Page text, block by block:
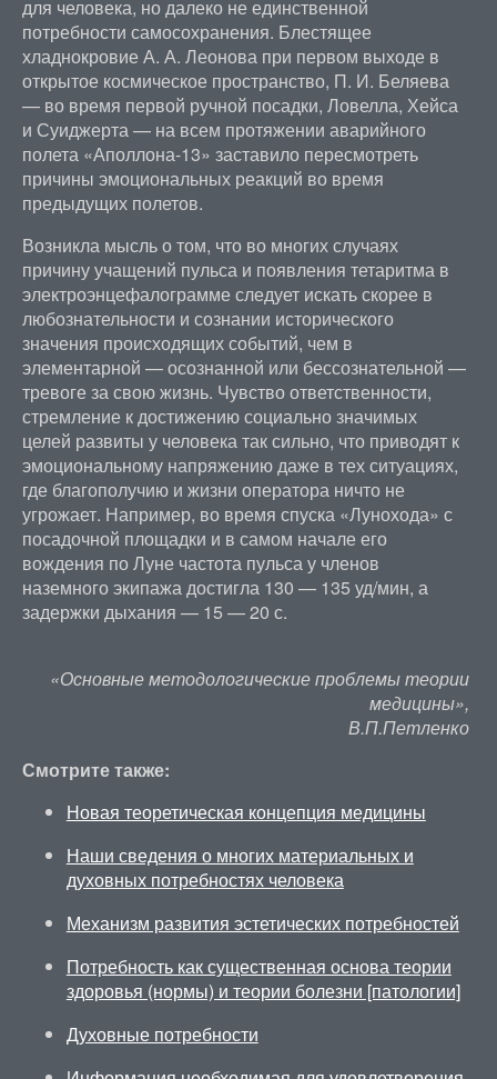
для человека, но далеко не единственной
потребности самосохранения. Блестящее
хладнокровие А. А. Леонова при первом выходе в
открытое космическое пространство, П. И. Беляева
— во время первой ручной посадки, Ловелла, Хейса
и Суиджерта — на всем протяжении аварийного
полета «Аполлона-13» заставило пересмотреть
причины эмоциональных реакций во время
предыдущих полетов.
Возникла мысль о том, что во многих случаях
причину учащений пульса и появления тетаритма в
электроэнцефалограмме следует искать скорее в
любознательности и сознании исторического
значения происходящих событий, чем в
элементарной — осознанной или бессознательной —
тревоге за свою жизнь. Чувство ответственности,
стремление к достижению социально значимых
целей развиты у человека так сильно, что приводят к
эмоциональному напряжению даже в тех ситуациях,
где благополучию и жизни оператора ничто не
угрожает. Например, во время спуска «Лунохода» с
посадочной площадки и в самом начале его
вождения по Луне частота пульса у членов
наземного экипажа достигла 130 — 135 уд/мин, а
задержки дыхания — 15 — 20 с.
«Основные методологические проблемы теории
медицины»,
В.П.Петленко
Смотрите также:
Новая теоретическая концепция медицины
Наши сведения о многих материальных и
духовных потребностях человека
Механизм развития эстетических потребностей
Потребность как существенная основа теории
здоровья (нормы) и теории болезни [патологии]
Духовные потребности